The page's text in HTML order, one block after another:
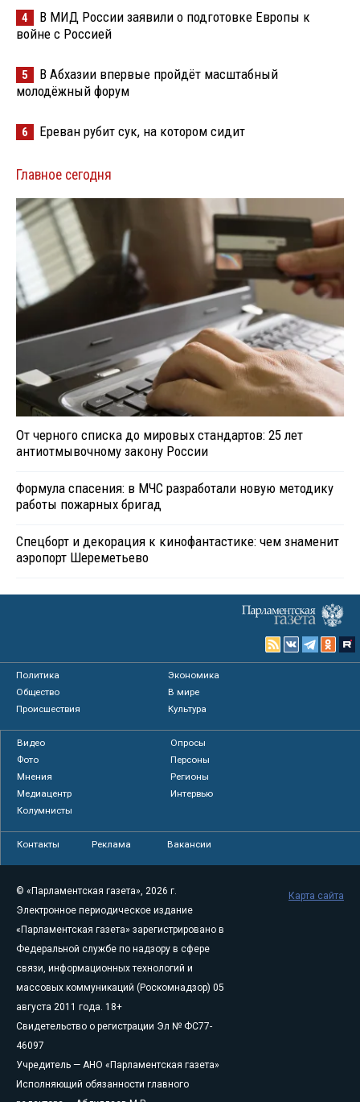
4
В МИД России заявили о подготовке Европы к
войне с Россией
5
В Абхазии впервые пройдёт масштабный
молодёжный форум
6 Ереван рубит сук, на котором сидит
Главное сегодня
От черного списка до мировых стандартов: 25 лет
антиотмывочному закону России
Формула спасения: в МЧС разработали новую методику
работы пожарных бригад
Спецборт и декорация к кинофантастике: чем знаменит
аэропорт Шереметьево
Политика
Экономика
Общество
В мире
Происшествия
Культура
Видео
Опросы
Фото
Персоны
Мнения
Регионы
Медиацентр
Интервью
Колумнисты
Контакты Реклама Вакансии
© «Парламентская газета», 2026 г.
Электронное периодическое издание
«Парламентская газета» зарегистрировано в
Федеральной службе по надзору в сфере
связи, информационных технологий и
массовых коммуникаций (Роскомнадзор) 05
августа 2011 года. 18+
Свидетельство о регистрации Эл № ФС77-
46097
Учредитель — АНО «Парламентская газета»
Исполняющий обязанности главного
Карта сайта